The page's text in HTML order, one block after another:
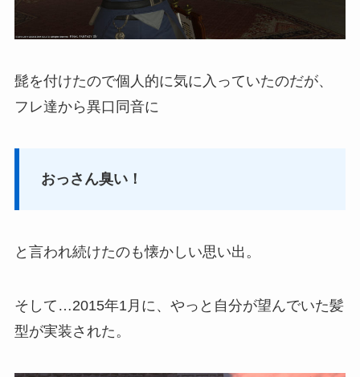
髭を付けたので個人的に気に入っていたのだが、
フレ達から異口同音に
おっさん臭い！
と言われ続けたのも懐かしい思い出。
そして…2015年1月に、やっと自分が望んでいた髪
型が実装された。